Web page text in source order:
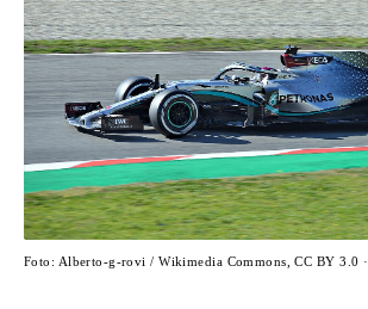
Foto: Alberto-g-rovi / Wikimedia Commons, CC BY 3.0 ·